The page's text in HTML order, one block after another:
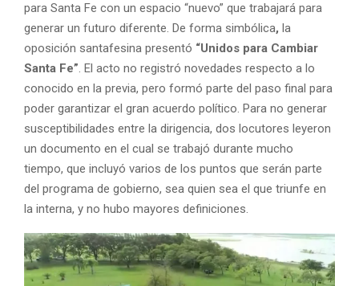
para Santa Fe con un espacio “nuevo” que trabajará para
generar un futuro diferente. De forma simbólica, la
oposición santafesina presentó “Unidos para Cambiar
Santa Fe”. El acto no registró novedades respecto a lo
conocido en la previa, pero formó parte del paso final para
poder garantizar el gran acuerdo político. Para no generar
susceptibilidades entre la dirigencia, dos locutores leyeron
un documento en el cual se trabajó durante mucho
tiempo, que incluyó varios de los puntos que serán parte
del programa de gobierno, sea quien sea el que triunfe en
la interna, y no hubo mayores definiciones.